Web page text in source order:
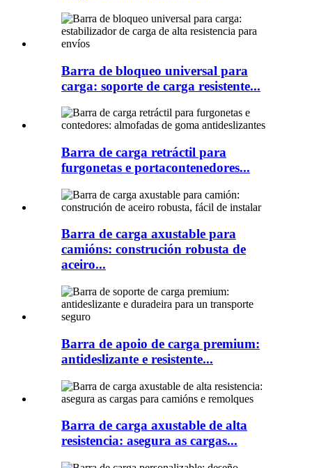
Barra de bloqueo universal para
carga: soporte de carga resistente...
Barra de carga retráctil para
furgonetas e portacontenedores...
Barra de carga axustable para
camións: construción robusta de
aceiro...
Barra de apoio de carga premium:
antideslizante e resistente...
Barra de carga axustable de alta
resistencia: asegura as cargas...